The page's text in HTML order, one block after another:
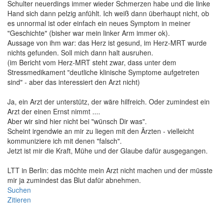
Schulter neuerdings immer wieder Schmerzen habe und die linke
Hand sich dann pelzig anfühlt. Ich weiß dann überhaupt nicht, ob
es unnormal ist oder einfach ein neues Symptom in meiner
"Geschichte" (bisher war mein linker Arm immer ok).
Aussage von ihm war: das Herz ist gesund, im Herz-MRT wurde
nichts gefunden. Soll mich dann halt ausruhen.
(im Bericht vom Herz-MRT steht zwar, dass unter dem
Stressmedikament "deutliche klinische Symptome aufgetreten
sind" - aber das interessiert den Arzt nicht)
Ja, ein Arzt der unterstütz, der wäre hilfreich. Oder zumindest ein
Arzt der einen Ernst nimmt ....
Aber wir sind hier nicht bei "wünsch Dir was".
Scheint irgendwie an mir zu liegen mit den Ärzten - vielleicht
kommuniziere ich mit denen "falsch".
Jetzt ist mir die Kraft, Mühe und der Glaube dafür ausgegangen.
LTT in Berlin: das möchte mein Arzt nicht machen und der müsste
mir ja zumindest das Blut dafür abnehmen.
Suchen
Zitieren